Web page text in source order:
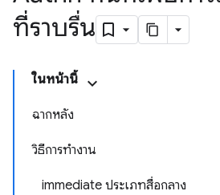
ที่ราบรื่น
ในหน้านี้
ฉากหลัง
วิธีการทำงาน
immediate ประเภทสื่อกลาง